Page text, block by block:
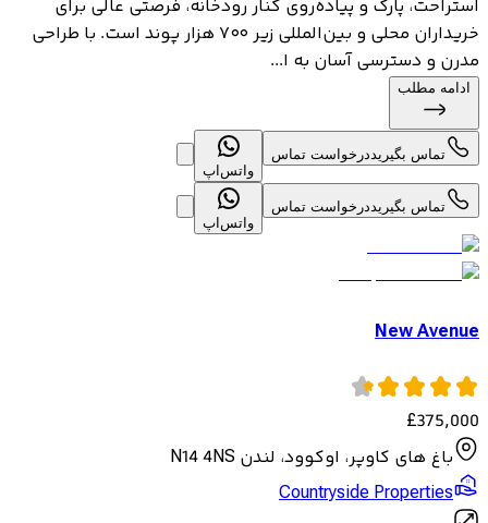
استراحت، پارک و پیاده‌روی کنار رودخانه، فرصتی عالی برای
خریداران محلی و بین‌المللی زیر ۷۰۰ هزار پوند است. با طراحی
مدرن و دسترسی آسان به ا...
ادامه مطلب
تماس بگیریددرخواست تماس
واتس‌اپ
تماس بگیریددرخواست تماس
واتس‌اپ
New Avenue
£375,000
باغ های کاوپر، اوکوود، لندن N14 4NS
Countryside Properties